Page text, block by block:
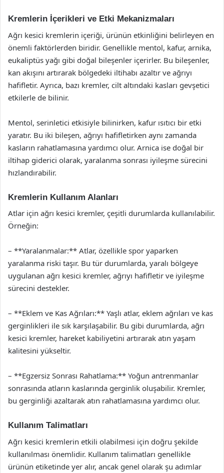
Kremlerin İçerikleri ve Etki Mekanizmaları
Ağrı kesici kremlerin içeriği, ürünün etkinliğini belirleyen en
önemli faktörlerden biridir. Genellikle mentol, kafur, arnika,
eukaliptüs yağı gibi doğal bileşenler içerirler. Bu bileşenler,
kan akışını artırarak bölgedeki iltihabı azaltır ve ağrıyı
hafifletir. Ayrıca, bazı kremler, cilt altındaki kasları gevşetici
etkilerle de bilinir.
Mentol, serinletici etkisiyle bilinirken, kafur ısıtıcı bir etki
yaratır. Bu iki bileşen, ağrıyı hafifletirken aynı zamanda
kasların rahatlamasına yardımcı olur. Arnica ise doğal bir
iltihap giderici olarak, yaralanma sonrası iyileşme sürecini
hızlandırabilir.
Kremlerin Kullanım Alanları
Atlar için ağrı kesici kremler, çeşitli durumlarda kullanılabilir.
Örneğin:
– **Yaralanmalar:** Atlar, özellikle spor yaparken
yaralanma riski taşır. Bu tür durumlarda, yaralı bölgeye
uygulanan ağrı kesici kremler, ağrıyı hafifletir ve iyileşme
sürecini destekler.
– **Eklem ve Kas Ağrıları:** Yaşlı atlar, eklem ağrıları ve kas
gerginlikleri ile sık karşılaşabilir. Bu gibi durumlarda, ağrı
kesici kremler, hareket kabiliyetini artırarak atın yaşam
kalitesini yükseltir.
– **Egzersiz Sonrası Rahatlama:** Yoğun antrenmanlar
sonrasında atların kaslarında gerginlik oluşabilir. Kremler,
bu gerginliği azaltarak atın rahatlamasına yardımcı olur.
Kullanım Talimatları
Ağrı kesici kremlerin etkili olabilmesi için doğru şekilde
kullanılması önemlidir. Kullanım talimatları genellikle
ürünün etiketinde yer alır, ancak genel olarak şu adımlar